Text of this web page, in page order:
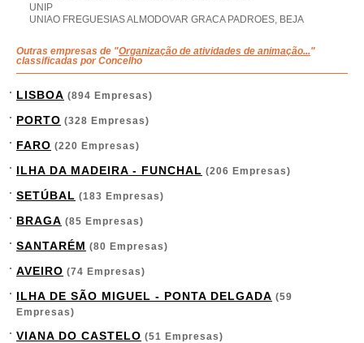
UNIP
UNIAO FREGUESIAS ALMODOVAR GRACA PADROES, BEJA
Outras empresas de "Organização de atividades de animação..."
classificadas por Concelho
LISBOA (894 Empresas)
PORTO (328 Empresas)
FARO (220 Empresas)
ILHA DA MADEIRA - FUNCHAL (206 Empresas)
SETÚBAL (183 Empresas)
BRAGA (85 Empresas)
SANTARÉM (80 Empresas)
AVEIRO (74 Empresas)
ILHA DE SÃO MIGUEL - PONTA DELGADA (59
Empresas)
VIANA DO CASTELO (51 Empresas)